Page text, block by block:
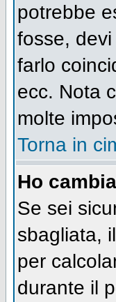
potrebbe
fosse,
farlo
ecc. Nota
molte
Torna in
Ho
Se sei
sbagliata,
per
durante il